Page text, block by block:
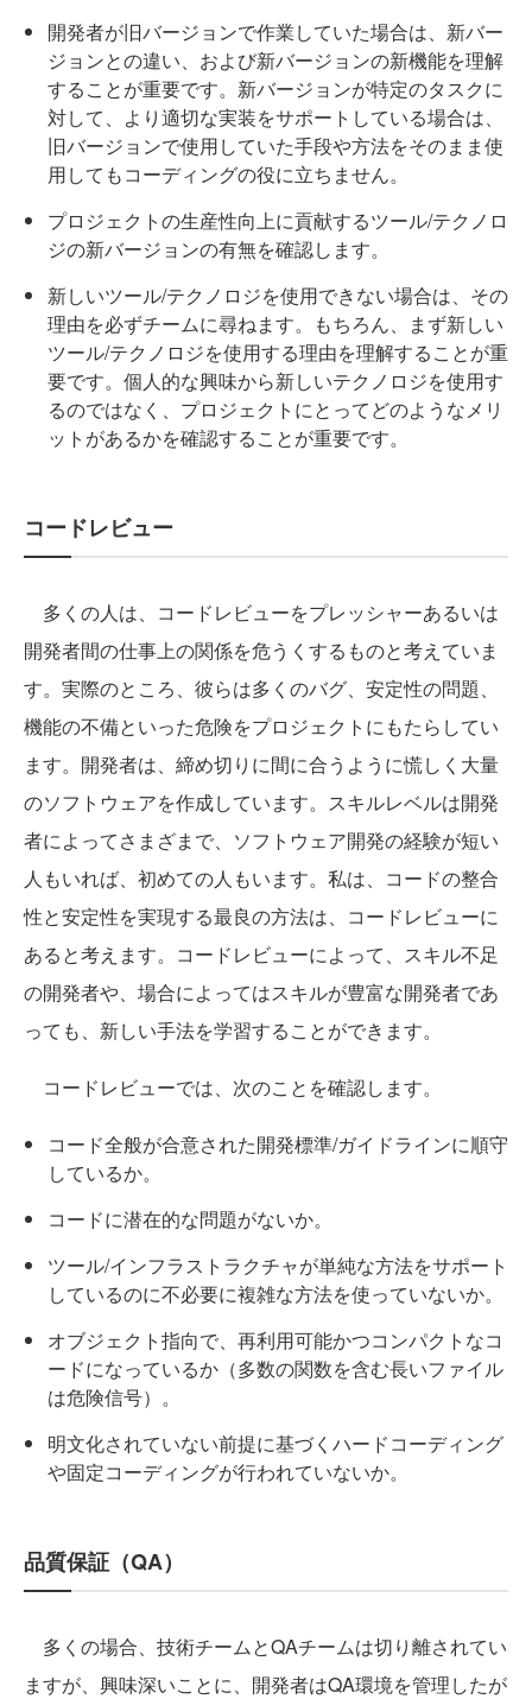
開発者が旧バージョンで作業していた場合は、新バー
ジョンとの違い、および新バージョンの新機能を理解
することが重要です。新バージョンが特定のタスクに
対して、より適切な実装をサポートしている場合は、
旧バージョンで使用していた手段や方法をそのまま使
用してもコーディングの役に立ちません。
プロジェクトの生産性向上に貢献するツール/テクノロ
ジの新バージョンの有無を確認します。
新しいツール/テクノロジを使用できない場合は、その
理由を必ずチームに尋ねます。もちろん、まず新しい
ツール/テクノロジを使用する理由を理解することが重
要です。個人的な興味から新しいテクノロジを使用す
るのではなく、プロジェクトにとってどのようなメリ
ットがあるかを確認することが重要です。
コードレビュー
多くの人は、コードレビューをプレッシャーあるいは
開発者間の仕事上の関係を危うくするものと考えていま
す。実際のところ、彼らは多くのバグ、安定性の問題、
機能の不備といった危険をプロジェクトにもたらしてい
ます。開発者は、締め切りに間に合うように慌しく大量
のソフトウェアを作成しています。スキルレベルは開発
者によってさまざまで、ソフトウェア開発の経験が短い
人もいれば、初めての人もいます。私は、コードの整合
性と安定性を実現する最良の方法は、コードレビューに
あると考えます。コードレビューによって、スキル不足
の開発者や、場合によってはスキルが豊富な開発者であ
っても、新しい手法を学習することができます。
コードレビューでは、次のことを確認します。
コード全般が合意された開発標準/ガイドラインに順守
しているか。
コードに潜在的な問題がないか。
ツール/インフラストラクチャが単純な方法をサポート
しているのに不必要に複雑な方法を使っていないか。
オブジェクト指向で、再利用可能かつコンパクトなコ
ードになっているか（多数の関数を含む長いファイル
は危険信号）。
明文化されていない前提に基づくハードコーディング
や固定コーディングが行われていないか。
品質保証（QA）
多くの場合、技術チームとQAチームは切り離されてい
ますが、興味深いことに、開発者はQA環境を管理したが